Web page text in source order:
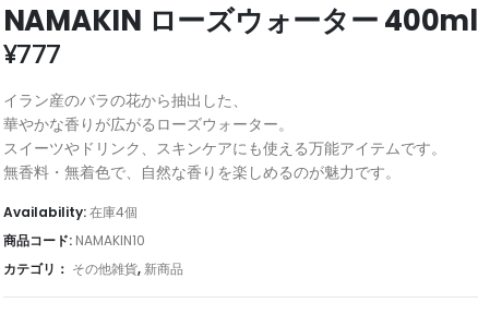
NAMAKIN ローズウォーター 400ml
¥777
イラン産のバラの花から抽出した、
華やかな香りが広がるローズウォーター。
スイーツやドリンク、スキンケアにも使える万能アイテムです。
無香料・無着色で、自然な香りを楽しめるのが魅力です。
Availability:在庫4個
商品コード: NAMAKIN10
カテゴリ： その他雑貨, 新商品